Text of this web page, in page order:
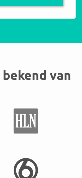
van